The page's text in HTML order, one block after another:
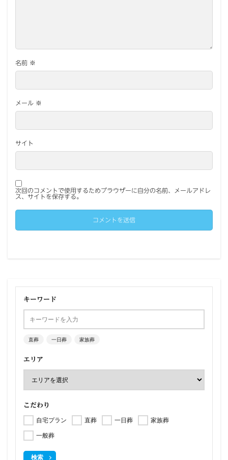
名前 ※
メール ※
サイト
次回のコメントで使用するためブラウザーに自分の名前、メールアドレ
ス、サイトを保存する。
キーワード
直葬 一日葬 家族葬
エリア
こだわり
自宅プラン 直葬 一日葬
家族葬
一般葬
検索